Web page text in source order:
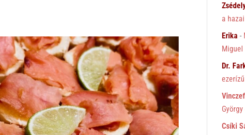
a
Erika -
Miguel
Dr.
Csíki